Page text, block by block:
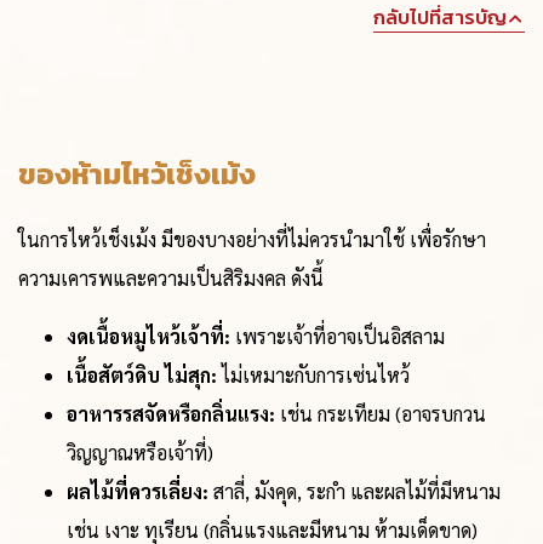
กลับไปที่สารบัญ
ของห้ามไหว้เช็งเม้ง
ในการไหว้เช็งเม้ง มีของบางอย่างที่ไม่ควรนำมาใช้ เพื่อรักษา
ความเคารพและความเป็นสิริมงคล ดังนี้
งดเนื้อหมูไหว้เจ้าที่: เพราะเจ้าที่อาจเป็นอิสลาม
เนื้อสัตว์ดิบ ไม่สุก:ไม่เหมาะกับการเซ่นไหว้
อาหารรสจัดหรือกลิ่นแรง: เช่น กระเทียม (อาจรบกวน
วิญญาณหรือเจ้าที่)
ผลไม้ที่ควรเลี่ยง: สาลี่, มังคุด, ระกำ และผลไม้ที่มีหนาม
เช่น เงาะ ทุเรียน (กลิ่นแรงและมีหนาม ห้ามเด็ดขาด)